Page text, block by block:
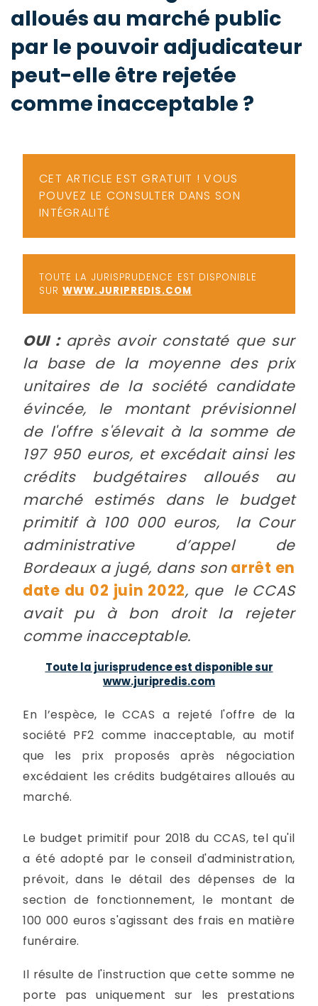
alloués au marché public
par le pouvoir adjudicateur
peut-elle être rejetée
comme inacceptable ?
CET ARTICLE EST GRATUIT ! VOUS
POUVEZ LE CONSULTER DANS SON
INTÉGRALITÉ
TOUTE LA JURISPRUDENCE EST DISPONIBLE
SURWWW.JURIPREDIS.COM
OUI :après avoir constaté que sur
la base de la moyenne des prix
unitaires de la société candidate
évincée, le montant prévisionnel
de l'offre s'élevait à la somme de
197 950 euros, et excédait ainsi les
crédits budgétaires alloués au
marché estimés dans le budget
primitif à 100 000 euros, la Cour
administrative d’appel de
Bordeaux a jugé, dans son arrêt en
date du 02 juin 2022, que le CCAS
avait pu à bon droit la rejeter
comme inacceptable.
Toute la jurisprudence est disponible sur
www.juripredis.com
En l’espèce, le CCAS a rejeté l'offre de la
société PF2 comme inacceptable, au motif
que les prix proposés après négociation
excédaient les crédits budgétaires alloués au
marché.
Le budget primitif pour 2018 du CCAS, tel qu'il
a été adopté par le conseil d'administration,
prévoit, dans le détail des dépenses de la
section de fonctionnement, le montant de
100 000 euros s'agissant des frais en matière
funéraire.
Il résulte de l'instruction que cette somme ne
porte pas uniquement sur les prestations